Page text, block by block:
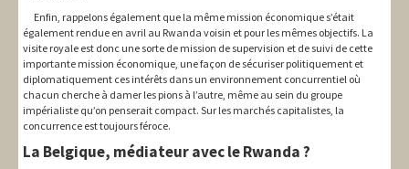
Enfin, rappelons également que la même mission économique s’était
également rendue en avril au Rwanda voisin et pour les mêmes objectifs. La
visite royale est donc une sorte de mission de supervision et de suivi de cette
importante mission économique, une façon de sécuriser politiquement et
diplomatiquement ces intérêts dans un environnement concurrentiel où
chacun cherche à damer les pions à l’autre, même au sein du groupe
impérialiste qu’on penserait compact. Sur les marchés capitalistes, la
concurrence est toujours féroce.
La Belgique, médiateur avec le Rwanda ?